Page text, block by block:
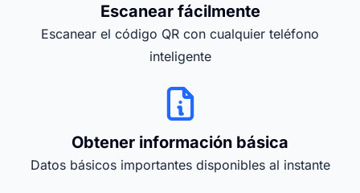
Escanear fácilmente
Escanear el código QR con cualquier teléfono
inteligente
Obtener información básica
Datos básicos importantes disponibles al instante